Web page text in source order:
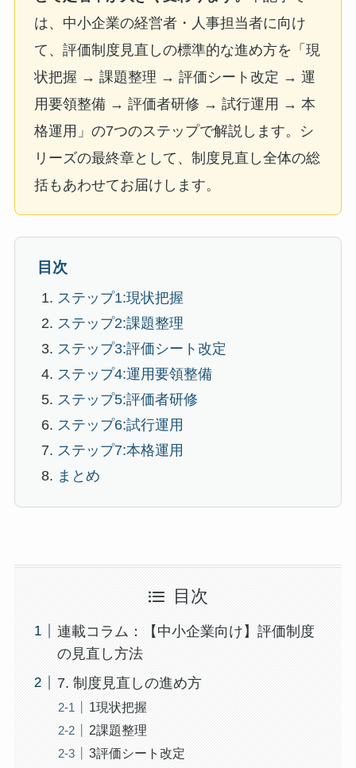
は、中小企業の経営者・人事担当者に向け
て、評価制度見直しの標準的な進め方を「現
状把握 → 課題整理 → 評価シート改定 → 運
用要領整備 → 評価者研修 → 試行運用 → 本
格運用」の7つのステップで解説します。シ
リーズの最終章として、制度見直し全体の総
括もあわせてお届けします。
目次
ステップ1:現状把握
ステップ2:課題整理
ステップ3:評価シート改定
ステップ4:運用要領整備
ステップ5:評価者研修
ステップ6:試行運用
ステップ7:本格運用
まとめ
目次
連載コラム：【中小企業向け】評価制度
の見直し方法
7. 制度見直しの進め方
1現状把握
2課題整理
3評価シート改定